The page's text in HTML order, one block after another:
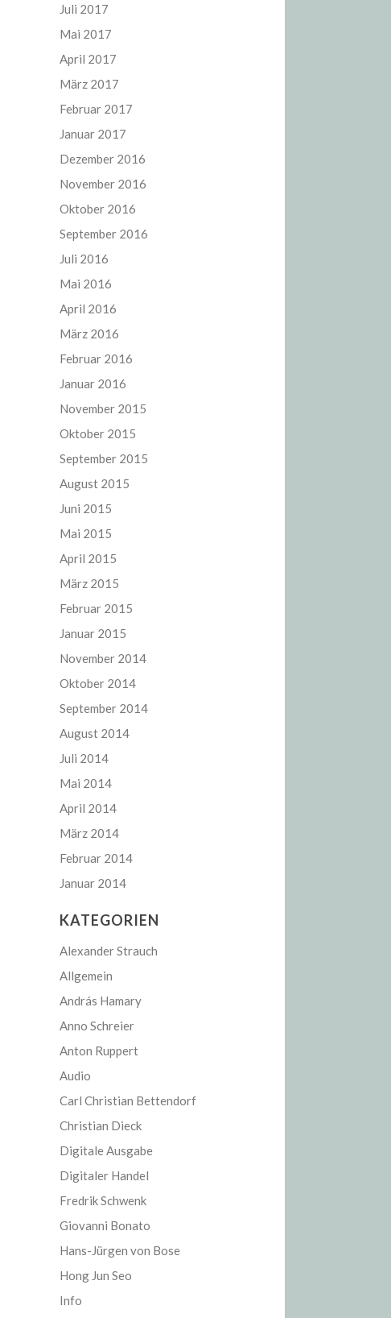
Juli 2017
Mai 2017
April 2017
März 2017
Februar 2017
Januar 2017
Dezember 2016
November 2016
Oktober 2016
September 2016
Juli 2016
Mai 2016
April 2016
März 2016
Februar 2016
Januar 2016
November 2015
Oktober 2015
September 2015
August 2015
Juni 2015
Mai 2015
April 2015
März 2015
Februar 2015
Januar 2015
November 2014
Oktober 2014
September 2014
August 2014
Juli 2014
Mai 2014
April 2014
März 2014
Februar 2014
Januar 2014
KATEGORIEN
Alexander Strauch
Allgemein
András Hamary
Anno Schreier
Anton Ruppert
Audio
Carl Christian Bettendorf
Christian Dieck
Digitale Ausgabe
Digitaler Handel
Fredrik Schwenk
Giovanni Bonato
Hans-Jürgen von Bose
Hong Jun Seo
Info